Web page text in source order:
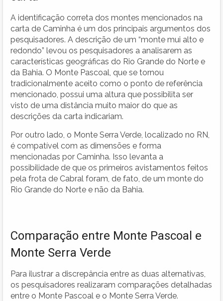
A identificação correta dos montes mencionados na
carta de Caminha é um dos principais argumentos dos
pesquisadores. A descrição de um “monte mui alto e
redondo” levou os pesquisadores a analisarem as
características geográficas do Rio Grande do Norte e
da Bahia. O Monte Pascoal, que se tornou
tradicionalmente aceito como o ponto de referência
mencionado, possui uma altura que possibilita ser
visto de uma distância muito maior do que as
descrições da carta indicariam.
Por outro lado, o Monte Serra Verde, localizado no RN,
é compatível com as dimensões e forma
mencionadas por Caminha. Isso levanta a
possibilidade de que os primeiros avistamentos feitos
pela frota de Cabral foram, de fato, de um monte do
Rio Grande do Norte e não da Bahia.
Comparação entre Monte Pascoal e
Monte Serra Verde
Para ilustrar a discrepância entre as duas alternativas,
os pesquisadores realizaram comparações detalhadas
entre o Monte Pascoal e o Monte Serra Verde.